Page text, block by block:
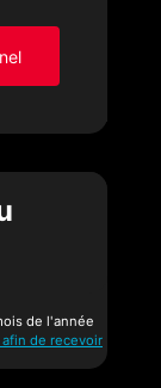
de l'année
de recevoir